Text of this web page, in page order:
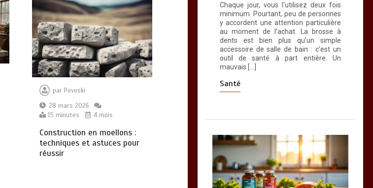
par Povoski
28 mars 2026
15 minutes
4 mois
Construction en moellons :
techniques et astuces pour
réussir
Chaque jour, vous l’utilisez deux fois
minimum. Pourtant, peu de personnes
y accordent une attention particulière
au moment de l’achat. La brosse à
dents est bien plus qu’un simple
accessoire de salle de bain : c’est un
outil de santé à part entière. Un
mauvais […]
Santé